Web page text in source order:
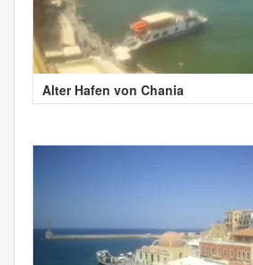
Alter Hafen von Chania